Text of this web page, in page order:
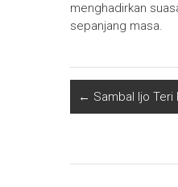
menghadirkan
sepanjang masa.
← Sambal Ijo Teri